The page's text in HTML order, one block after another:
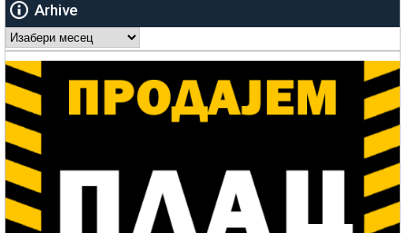
Arhive
Arhive